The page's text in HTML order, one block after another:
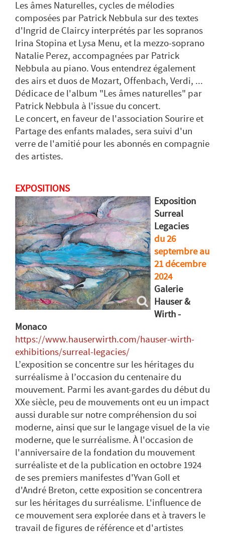
Les âmes Naturelles, cycles de mélodies
composées par Patrick Nebbula sur des textes
d'Ingrid de Claircy interprétés par les sopranos
Irina Stopina et Lysa Menu, et la mezzo-soprano
Natalie Perez, accompagnées par Patrick
Nebbula au piano. Vous entendrez également
des airs et duos de Mozart, Offenbach, Verdi, ...
Dédicace de l'album "Les âmes naturelles" par
Patrick Nebbula à l'issue du concert.
Le concert, en faveur de l'association Sourire et
Partage des enfants malades, sera suivi d'un
verre de l'amitié pour les abonnés en compagnie
des artistes.
EXPOSITIONS
Exposition
Surreal
Legacies
du 26
septembre au
21 décembre
2024
Galerie
Hauser &
Wirth -
Monaco
https://www.hauserwirth.com/hauser-wirth-
exhibitions/surreal-legacies/
L’exposition se concentre sur les héritages du
surréalisme à l’occasion du centenaire du
mouvement. Parmi les avant-gardes du début du
XXe siècle, peu de mouvements ont eu un impact
aussi durable sur notre compréhension du soi
moderne, ainsi que sur le langage visuel de la vie
moderne, que le surréalisme. À l'occasion de
l'anniversaire de la fondation du mouvement
surréaliste et de la publication en octobre 1924
de ses premiers manifestes d'Yvan Goll et
d'André Breton, cette exposition se concentrera
sur les héritages du surréalisme. L'influence de
ce mouvement sera explorée dans et à travers le
travail de figures de référence et d'artistes